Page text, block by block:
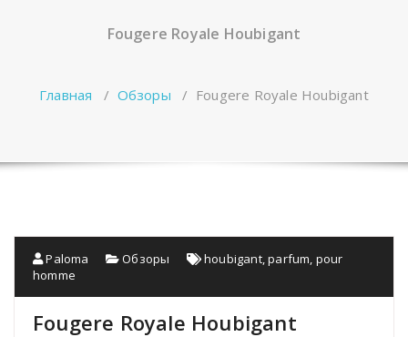
Fougere Royale Houbigant
Главная / Обзоры / Fougere Royale Houbigant
Paloma Обзоры houbigant,parfum pour
homme
Fougere Royale Houbigant